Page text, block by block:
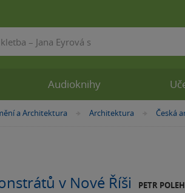
a Architektura »Architektura »
Česká
v Nové Říši PETR
Audioknihy